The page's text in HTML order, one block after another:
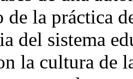
de la práctica
del sistema
la cultura de